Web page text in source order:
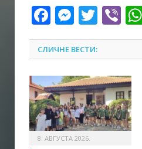
Facebook
СЛИЧНЕ ВЕСТИ:
8. АВГУСТА 2026.